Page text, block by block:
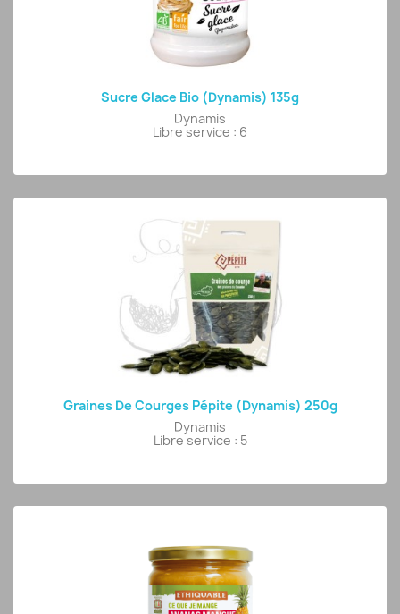
Sucre Glace Bio (Dynamis) 135g
Dynamis
Libre service : 6
Graines De Courges Pépite (Dynamis) 250g
Dynamis
Libre service : 5